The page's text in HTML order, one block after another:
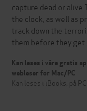
capture dead or
the clock, as well as
track down the
them before they get…
Kan leses i våre gratis
webleser for Mac/PC
Kan leses i iBooks, på